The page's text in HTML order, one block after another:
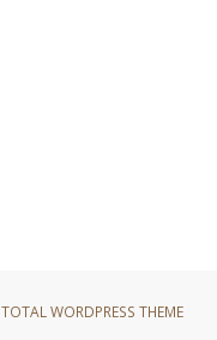
TOTAL WORDPRESS THEME